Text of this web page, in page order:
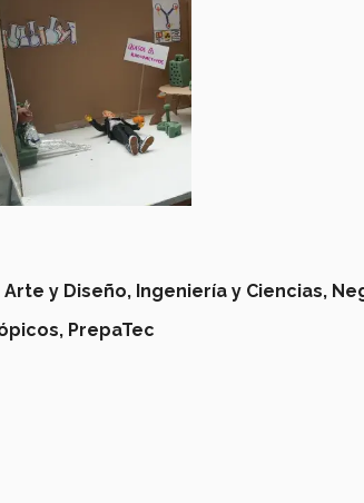
y Diseño, Ingeniería y Ciencias,
PrepaTec